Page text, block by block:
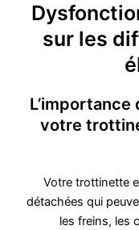
sur les
L’importance
votre
Votre trottinette
détachées qui
les freins, les